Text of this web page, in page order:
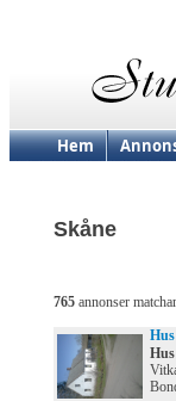
Hem
Skåne
765 annonser